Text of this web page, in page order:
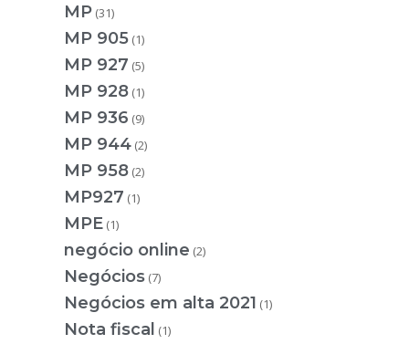
MP (31)
MP 905 (1)
MP 927 (5)
MP 928 (1)
MP 936 (9)
MP 944 (2)
MP 958 (2)
MP927 (1)
MPE (1)
negócio online (2)
Negócios (7)
Negócios em alta 2021 (1)
Nota fiscal (1)